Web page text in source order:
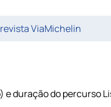
ViaMichelin
duração do percurso